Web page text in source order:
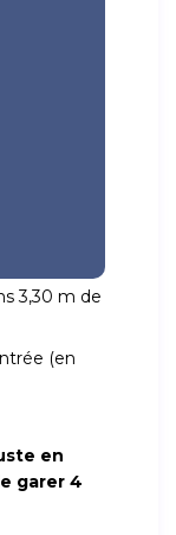
3,30 m de
(en
en
garer 4